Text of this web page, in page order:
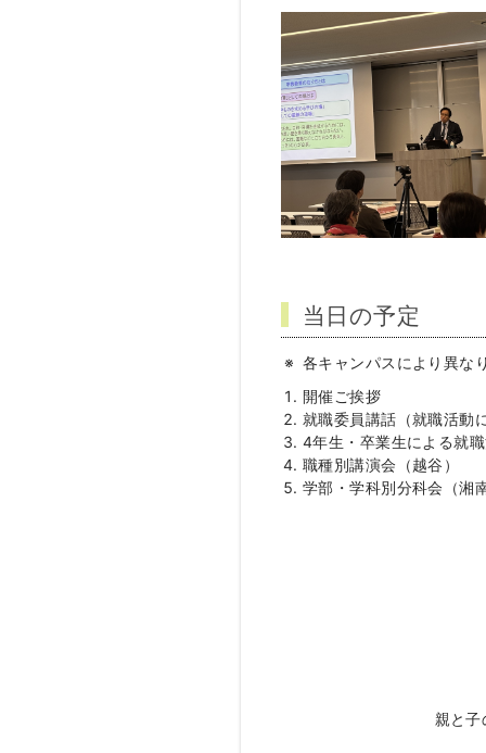
当日の予定
各キャンパスにより異な
開催ご挨拶
就職委員講話（就職活動
4年生・卒業生による就
職種別講演会（越谷）
学部・学科別分科会（湘
親と子